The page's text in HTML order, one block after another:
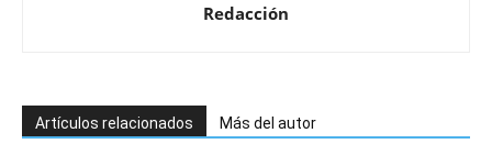
Redacción
Artículos relacionados Más del autor